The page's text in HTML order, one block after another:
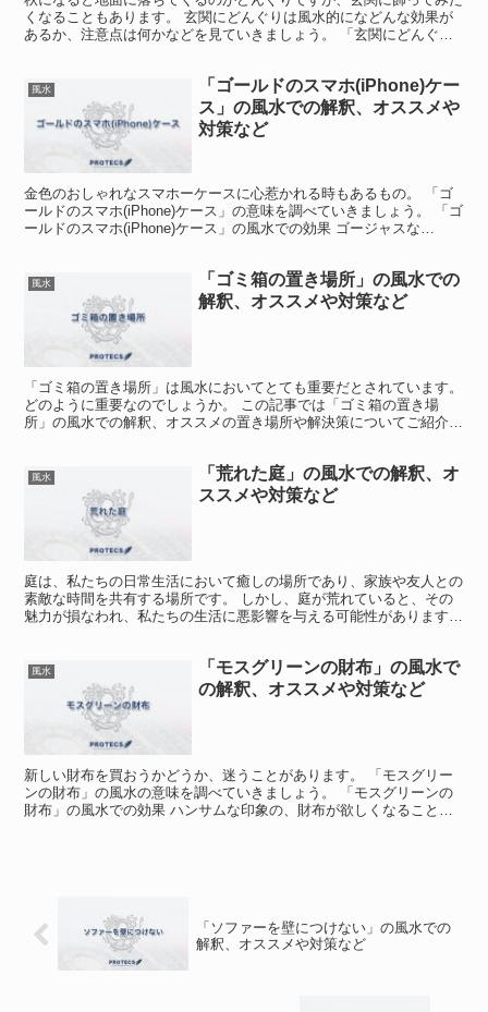
くなることもあります。 玄関にどんぐりは風水的になどんな効果が
あるか、注意点は何かなどを見ていきましょう。 「玄関にどんぐ
風水
「ゴールドのスマホ(iPhone)ケー
ス」の風水での解釈、オススメや
対策など
金色のおしゃれなスマホーケースに心惹かれる時もあるもの。 「ゴ
ールドのスマホ(iPhone)ケース」の意味を調べていきましょう。 「ゴ
ールドのスマホ(iPhone)ケース」の風水での効果 ゴージャスな
風水
「ゴミ箱の置き場所」の風水での
解釈、オススメや対策など
「ゴミ箱の置き場所」は風水においてとても重要だとされています。
どのように重要なのでしょうか。 この記事では「ゴミ箱の置き場
所」の風水での解釈、オススメの置き場所や解決策についてご紹介し
風水
「荒れた庭」の風水での解釈、オ
ススメや対策など
庭は、私たちの日常生活において癒しの場所であり、家族や友人との
素敵な時間を共有する場所です。 しかし、庭が荒れていると、その
魅力が損なわれ、私たちの生活に悪影響を与える可能性があります。
風水
「モスグリーンの財布」の風水で
の解釈、オススメや対策など
新しい財布を買おうかどうか、迷うことがあります。 「モスグリー
ンの財布」の風水の意味を調べていきましょう。 「モスグリーンの
財布」の風水での効果 ハンサムな印象の、財布が欲しくなること
「ソファーを壁につけない」の風水での
解釈、オススメや対策など